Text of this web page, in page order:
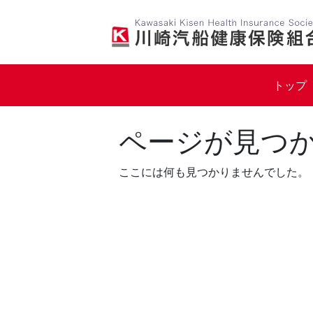
トップ
ページが見つ
ここには何も見つかりませんでした。